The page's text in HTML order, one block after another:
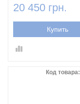
20 450 грн.
Купить
Код товара: